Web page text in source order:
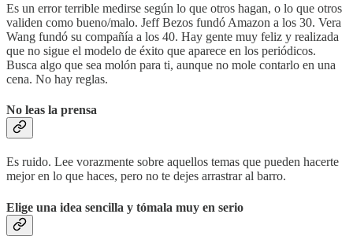
Es un error terrible medirse según lo que otros hagan, o lo que otros
validen como bueno/malo. Jeff Bezos fundó Amazon a los 30. Vera
Wang fundó su compañía a los 40. Hay gente muy feliz y realizada
que no sigue el modelo de éxito que aparece en los periódicos.
Busca algo que sea molón para ti, aunque no mole contarlo en una
cena. No hay reglas.
No leas la prensa
Es ruido. Lee vorazmente sobre aquellos temas que pueden hacerte
mejor en lo que haces, pero no te dejes arrastrar al barro.
Elige una idea sencilla y tómala muy en serio